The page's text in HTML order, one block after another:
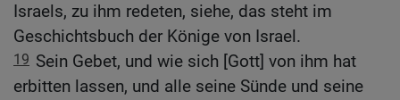
Israels, zu ihm redeten, siehe, das steht im
Geschichtsbuch der Könige von Israel.
19 Sein Gebet, und wie sich [Gott] von ihm hat
erbitten lassen, und alle seine Sünde und seine